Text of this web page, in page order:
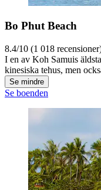
Bo Phut Beach
8.4/10 (1 018
I en av Koh Samuis
kinesiska tehus, men
Se mindre
Se boenden